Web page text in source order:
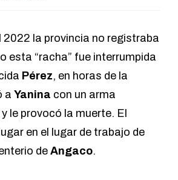
2022 la provincia no registraba
esta “racha” fue interrumpida
Pérez, en horas de la
a Yanina con un arma
le provocó la muerte. El
en el lugar de trabajo de
de Angaco.